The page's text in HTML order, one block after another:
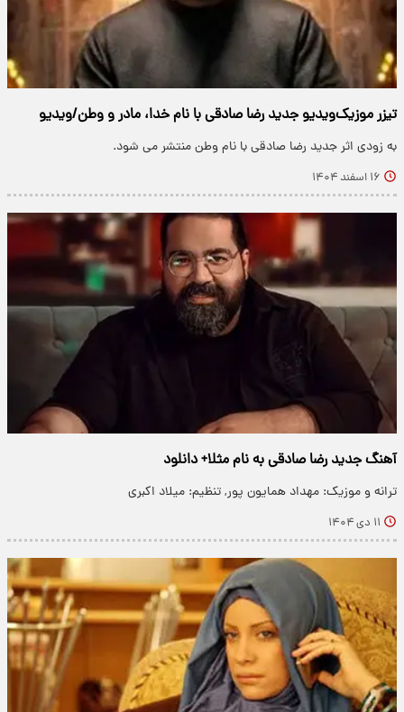
تیزر موزیک‌ویدیو جدید رضا صادقی با نام خدا، مادر و وطن/ویدیو
به زودی اثر جدید رضا صادقی با نام وطن منتشر می شود.
۱۶ اسفند ۱۴۰۴
آهنگ جدید رضا صادقی به نام مثلا+ دانلود
ترانه و موزیک: مهداد همایون پور, تنظیم: میلاد اکبری
۱۱ دی ۱۴۰۴